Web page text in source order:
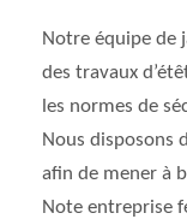
Notre équipe de
des travaux
les normes de
Nous disposons
afin de mener à
Note entreprise